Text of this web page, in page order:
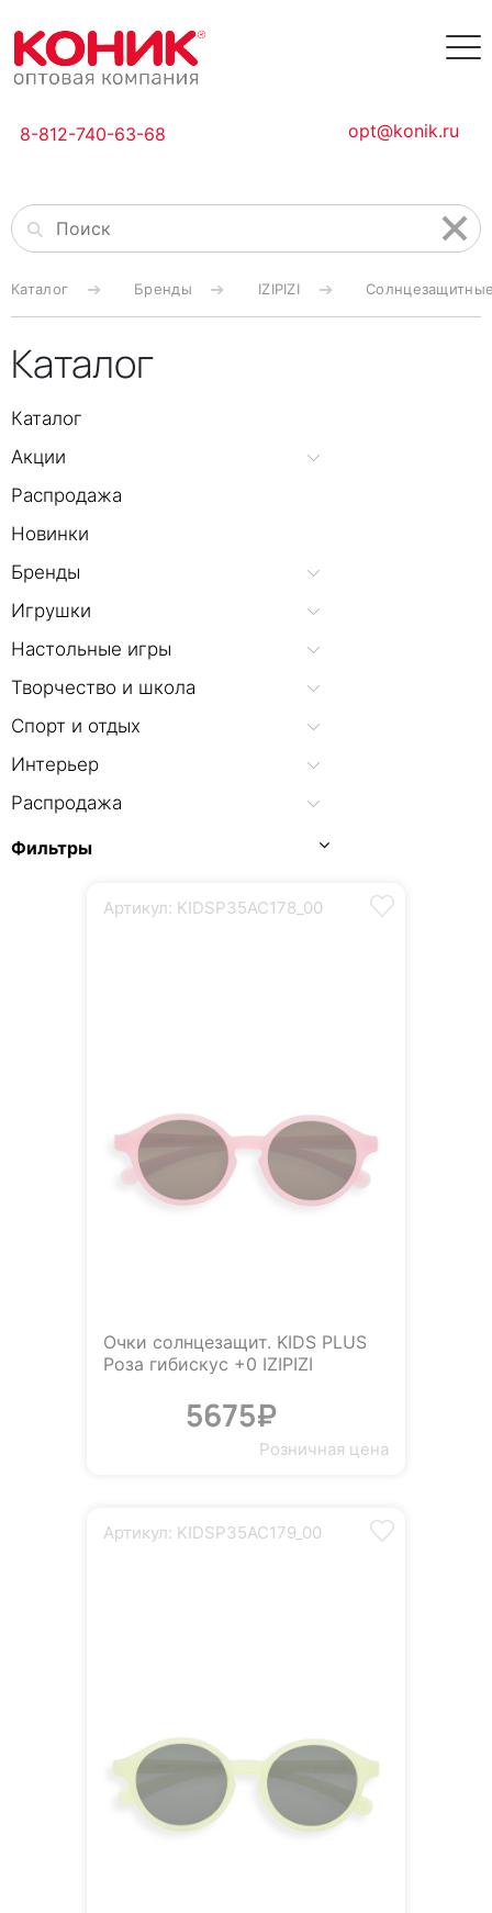
8-812-740-63-68 opt@konik.ru
Каталог Бренды IZIPIZI
Каталог
Каталог
Акции
Распродажа
Новинки
Бренды
Игрушки
Настольные игры
Творчество и школа
Спорт и отдых
Интерьер
Распродажа
Фильтры
Артикул: KIDSP35AC178_00
Очки солнцезащит. KIDS PLUS
Роза гибискус +0 IZIPIZI
5675₽
Розничная цена
Артикул: KIDSP35AC179_00